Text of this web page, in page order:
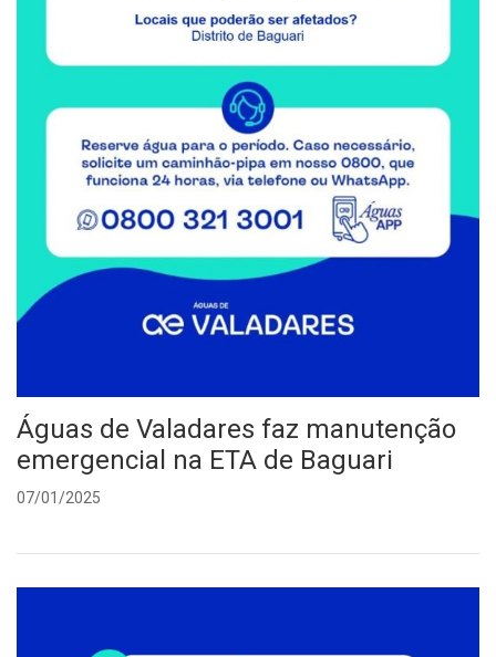
Águas de Valadares faz manutenção
emergencial na ETA de Baguari
07/01/2025